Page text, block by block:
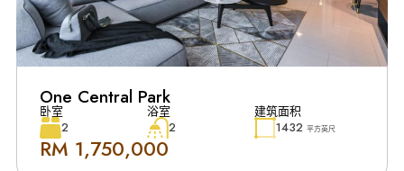
One Central Park
卧室
2
浴室
2
建筑面积
1432 平方英尺
RM 1,750,000